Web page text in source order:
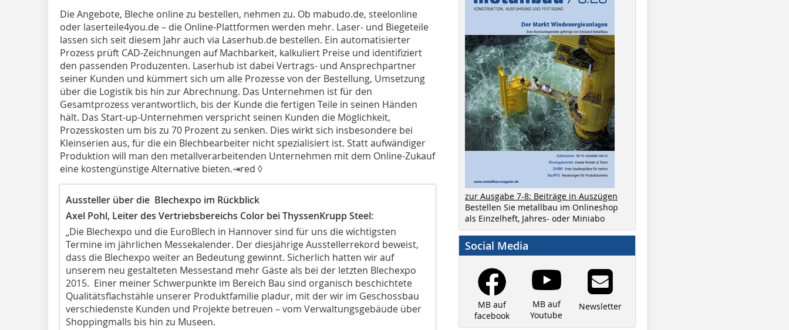
Die Angebote, Bleche online zu bestellen, nehmen zu. Ob mabudo.de, steelonline
oder laserteile4you.de – die Online-Plattformen werden mehr. Laser- und Biegeteile
lassen sich seit diesem Jahr auch via Laserhub.de bestellen. Ein automatisierter
Prozess prüft CAD-Zeichnungen auf Machbarkeit, kalkuliert Preise und identifiziert
den passenden Produzenten. Laserhub ist dabei Vertrags- und Ansprechpartner
seiner Kunden und kümmert sich um alle Prozesse von der Bestellung, Umsetzung
über die Logistik bis hin zur Abrechnung. Das Unternehmen ist für den
Gesamtprozess verantwortlich, bis der Kunde die fertigen Teile in seinen Händen
hält. Das Start-up-Unternehmen verspricht seinen Kunden die Möglichkeit,
Prozesskosten um bis zu 70 Prozent zu senken. Dies wirkt sich insbesondere bei
Kleinserien aus, für die ein Blechbearbeiter nicht spezialisiert ist. Statt aufwändiger
Produktion will man den metallverarbeitenden Unternehmen mit dem Online-Zukauf
eine kostengünstige Alternative bieten.⇥red ◊
Aussteller über die Blechexpo im Rückblick
Axel Pohl, Leiter des Vertriebsbereichs Color bei ThyssenKrupp Steel:
„Die Blechexpo und die EuroBlech in Hannover sind für uns die wichtigsten
Termine im jährlichen Messekalender. Der diesjährige Ausstellerrekord beweist,
dass die Blechexpo weiter an Bedeutung gewinnt. Sicherlich hatten wir auf
unserem neu gestalteten Messestand mehr Gäste als bei der letzten Blechexpo
2015. Einer meiner Schwerpunkte im Bereich Bau sind organisch beschichtete
Qualitätsflachstähle unserer Produktfamilie pladur, mit der wir im Geschossbau
verschiedenste Kunden und Projekte betreuen – vom Verwaltungsgebäude über
Shoppingmalls bis hin zu Museen.
zur Ausgabe 7-8: Beiträge in Auszügen
Bestellen Sie metallbau im Onlineshop
als Einzelheft, Jahres- oder Miniabo
Social Media
MB auf
facebook
MB auf
Youtube
Newsletter